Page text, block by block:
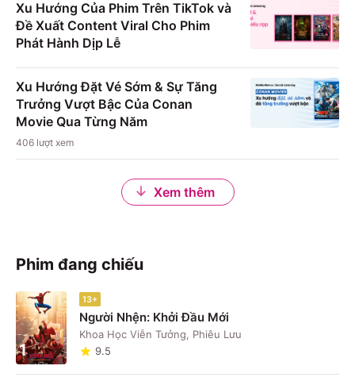
Xu Hướng Của Phim Trên TikTok và
Đề Xuất Content Viral Cho Phim
Phát Hành Dịp Lễ
Xu Hướng Đặt Vé Sớm & Sự Tăng
Trưởng Vượt Bậc Của Conan
Movie Qua Từng Năm
406 lượt xem
Xem thêm
Phim đang chiếu
1
13+
Người Nhện: Khởi Đầu Mới
Khoa Học Viễn Tưởng, Phiêu Lưu
9.5